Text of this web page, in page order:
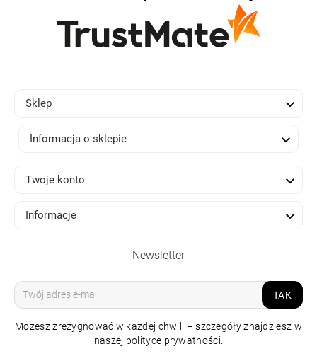
Sklep 
Informacja o sklepie 
Twoje konto 
Informacje 
Newsletter
TAK
Możesz zrezygnować w każdej chwili – szczegóły znajdziesz w
naszej polityce prywatności.